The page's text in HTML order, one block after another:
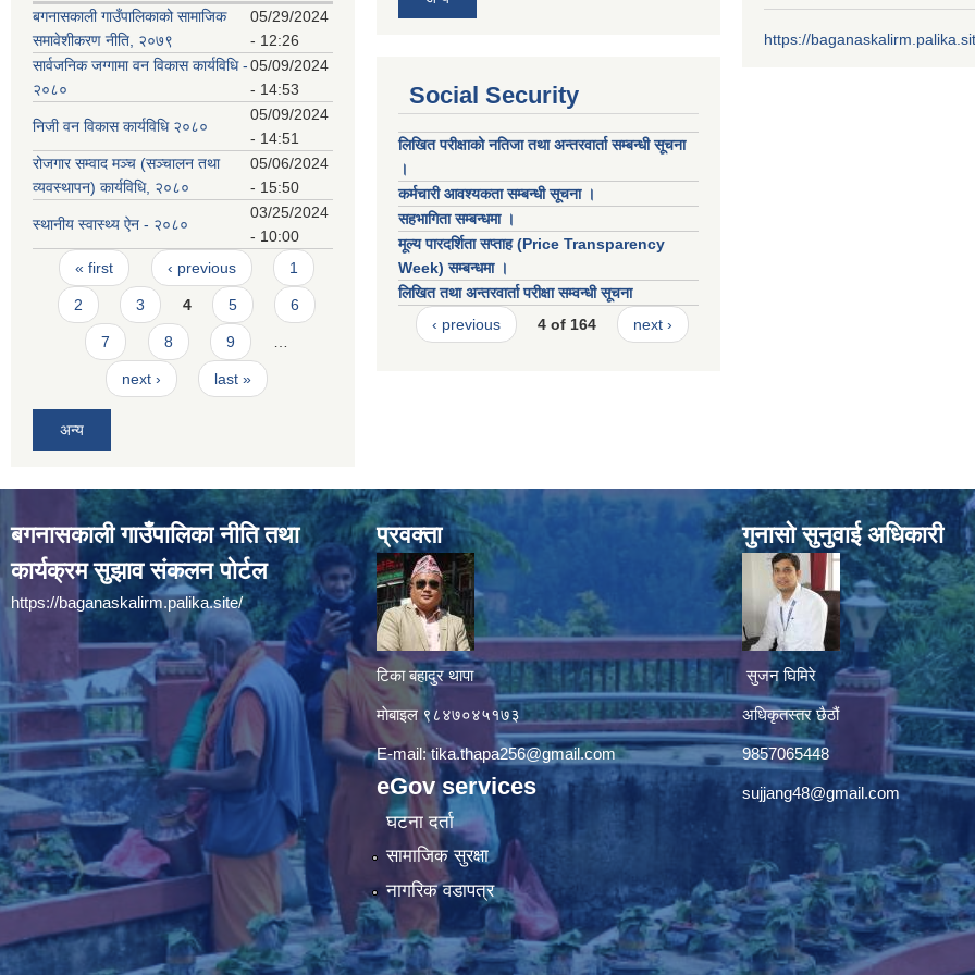
बगनासकाली गाउँपालिकाको सामाजिक
समावेशीकरण नीति, २०७९
05/29/2024
- 12:26
सार्वजनिक जग्गामा वन विकास कार्यविधि -
२०८०
05/09/2024
- 14:53
निजी वन विकास कार्यविधि २०८०
05/09/2024
- 14:51
रोजगार सम्वाद मञ्च (सञ्चालन तथा
व्यवस्थापन) कार्यविधि, २०८०
05/06/2024
- 15:50
स्थानीय स्वास्थ्य ऐन - २०८०
03/25/2024
- 10:00
Pages
« first ‹ previous 1
2 3 4 5 6
7 8 9
next › last »
अन्य
Social Security
लिखित परीक्षाको नतिजा तथा अन्तरवार्ता सम्बन्धी सूचना
।
कर्मचारी आवश्यकता सम्बन्धी सूचना ।
सहभागिता सम्बन्धमा ।
मूल्य पारदर्शिता सप्ताह (Price Transparency
Week) सम्बन्धमा ।
लिखित तथा अन्तरवार्ता परीक्षा सम्वन्धी सूचना
‹ previous
4 of 164 next ›
https://
बगनासकाली गाउँपालिका नीति तथा
कार्यक्रम सुझाव संकलन पोर्टल
https://baganaskalirm.palika.site/
प्रवक्ता
टिका बहादुर थापा
माे‍बाइल ९८४७०४५१७३
E-mail:tika.thapa256@gmail.com
eGov services
घटना दर्ता
सामाजिक सुरक्षा
नागरिक वडापत्र
गुनासाे सुनुवाई अधिकारी
सुजन घिमिरे
अधिकृतस्तर छैठौं‌
9857065448
sujjang48@gmail.com